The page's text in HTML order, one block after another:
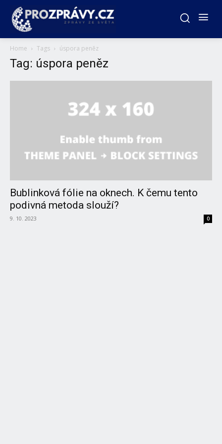
Home Tags úspora peněz
Tag: úspora peněz
Bublinková fólie na oknech. K čemu tento
podivná metoda slouží?
9. 10. 2023 0